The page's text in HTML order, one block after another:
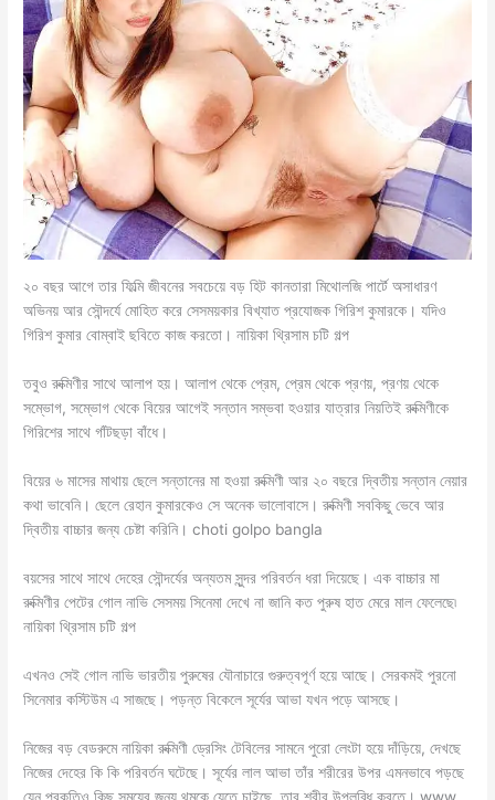
২০ বছর আগে তার ফিল্মি জীবনের সবচেয়ে বড় হিট কানতারা মিথোলজি পার্টে অসাধারণ
অভিনয় আর সৌন্দর্যে মোহিত করে সেসময়কার বিখ্যাত প্রযোজক গিরিশ কুমারকে। যদিও
গিরিশ কুমার বোম্বাই ছবিতে কাজ করতো। নায়িকা থ্রিসাম চটি গল্প
তবুও রুক্মিণীর সাথে আলাপ হয়। আলাপ থেকে প্রেম, প্রেম থেকে প্রণয়, প্রণয় থেকে
সম্ভোগ, সম্ভোগ থেকে বিয়ের আগেই সন্তান সম্ভবা হওয়ার যাত্রার নিয়তিই রুক্মিণীকে
গিরিশের সাথে গাঁটছড়া বাঁধে।
বিয়ের ৬ মাসের মাথায় ছেলে সন্তানের মা হওয়া রুক্মিণী আর ২০ বছরে দ্বিতীয় সন্তান নেয়ার
কথা ভাবেনি। ছেলে রেহান কুমারকেও সে অনেক ভালোবাসে। রুক্মিণী সবকিছু ভেবে আর
দ্বিতীয় বাচ্চার জন্য চেষ্টা করিনি। choti golpo bangla
বয়সের সাথে সাথে দেহের সৌন্দর্যের অন্যতম সুন্দর পরিবর্তন ধরা দিয়েছে। এক বাচ্চার মা
রুক্মিণীর পেটের গোল নাভি সেসময় সিনেমা দেখে না জানি কত পুরুষ হাত মেরে মাল ফেলেছে৷
নায়িকা থ্রিসাম চটি গল্প
এখনও সেই গোল নাভি ভারতীয় পুরুষের যৌনাচারে গুরুত্বপূর্ণ হয়ে আছে। সেরকমই পুরনো
সিনেমার কস্টিউম এ সাজছে। পড়ন্ত বিকেলে সূর্যের আভা যখন পড়ে আসছে।
নিজের বড় বেডরুমে নায়িকা রুক্মিণী ড্রেসিং টেবিলের সামনে পুরো লেংটা হয়ে দাঁড়িয়ে, দেখছে
নিজের দেহের কি কি পরিবর্তন ঘটেছে। সূর্যের লাল আভা তাঁর শরীরের উপর এমনভাবে পড়ছে
যেন প্রকৃতিও কিছু সময়ের জন্য থমকে যেতে চাইছে, তার শরীর উপলব্ধি করতে। www